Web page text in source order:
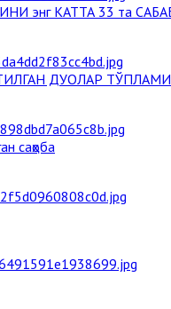
энг КАТТА 33 та
ДУОЛАР ТЎПЛАМИ
саҳоба